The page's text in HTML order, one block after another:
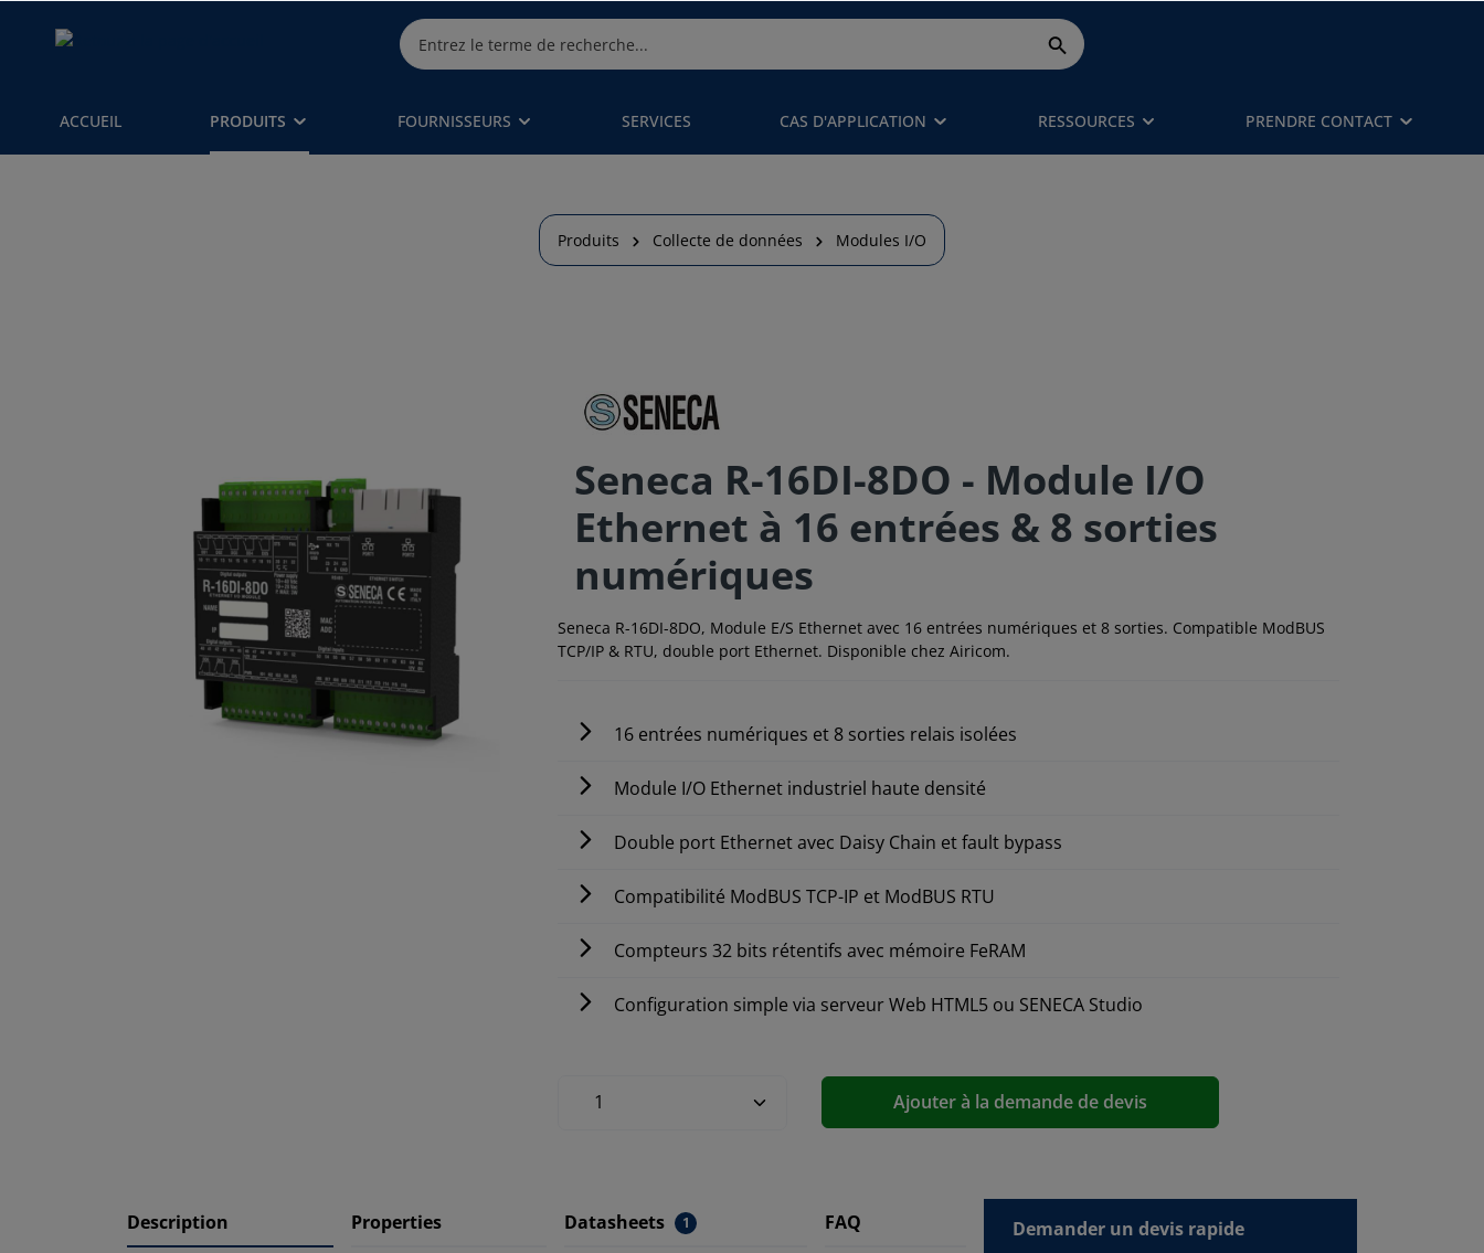
ACCUEIL PRODUITS FOURNISSEURS SERVICES CAS D'APPLICATION RESSOURCES PRENDRE CONTACT
Produits Collecte de données Modules I/O
Seneca R-16DI-8DO - Module I/O
Ethernet à 16 entrées & 8 sorties
numériques
Seneca R-16DI-8DO, Module E/S Ethernet avec 16 entrées numériques et 8 sorties. Compatible ModBUS
TCP/IP & RTU, double port Ethernet. Disponible chez Airicom.
16 entrées numériques et 8 sorties relais isolées
Module I/O Ethernet industriel haute densité
Double port Ethernet avec Daisy Chain et fault bypass
Compatibilité ModBUS TCP-IP et ModBUS RTU
Compteurs 32 bits rétentifs avec mémoire FeRAM
Configuration simple via serveur Web HTML5 ou SENECA Studio
Ajouter à la demande de devis
Description Properties Datasheets 1 FAQ Demander un devis rapide